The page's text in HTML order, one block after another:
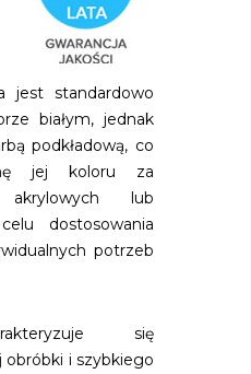
jest standardowo
białym, jednak
podkładową, co
jej koloru za
lub
dostosowania
potrzeb
się
obróbki i szybkiego